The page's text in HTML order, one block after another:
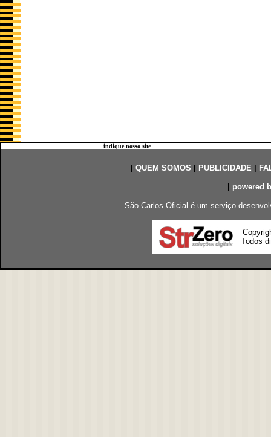
indique nosso site
QUEM SOMOS PUBLICIDADE|
powered
São Carlos Oficial é um serviço
Todos